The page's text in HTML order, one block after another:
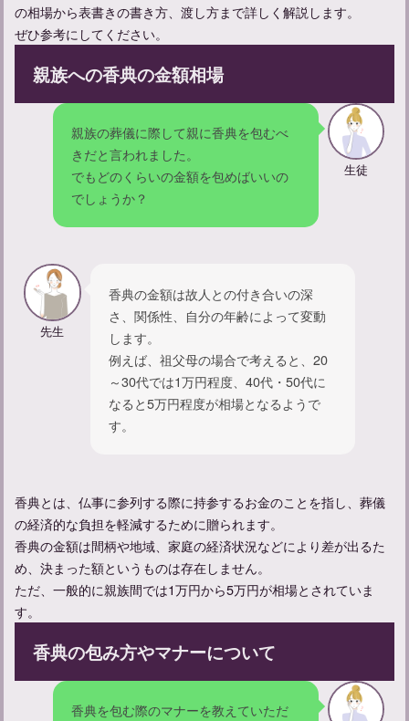
一周忌の挨拶をスムーズに：簡単例文集とマナーについて
父の一周忌での挨拶のタイミングと例文をご紹介
の相場から表書きの書き方、渡し方まで詳しく解説します。
ぜひ参考にしてください。
親族への香典の金額相場
親族の葬儀に際して親に香典を包むべ
きだと言われました。
でもどのくらいの金額を包めばいいの
でしょうか？
生徒
先生
香典の金額は故人との付き合いの深
さ、関係性、自分の年齢によって変動
します。
例えば、祖父母の場合で考えると、20
～30代では1万円程度、40代・50代に
なると5万円程度が相場となるようで
す。
香典とは、仏事に参列する際に持参するお金のことを指し、葬儀
の経済的な負担を軽減するために贈られます。
香典の金額は間柄や地域、家庭の経済状況などにより差が出るた
め、決まった額というものは存在しません。
ただ、一般的に親族間では1万円から5万円が相場とされていま
す。
香典の包み方やマナーについて
香典を包む際のマナーを教えていただ